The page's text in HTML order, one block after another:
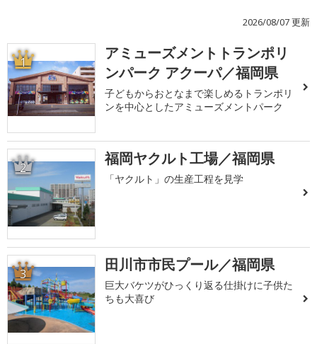
2026/08/07 更新
1
アミューズメントトランポリ
ンパーク アクーパ／福岡県
子どもからおとなまで楽しめるトランポリ
ンを中心としたアミューズメントパーク
2 福岡ヤクルト工場／福岡県
「ヤクルト」の生産工程を見学
3 田川市市民プール／福岡県
巨大バケツがひっくり返る仕掛けに子供た
ちも大喜び